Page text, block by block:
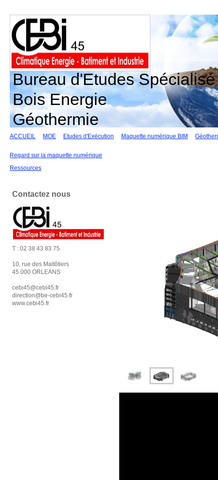
Bureau d'Etudes
Bois Energie
Géothermie
ACCUEIL MOE Etudes d'Exécution Maquette numérique BIM
Regard sur la maquette numérique
Ressources
Contactez nous
T : 02 38 43 83 75
10, rue des Maltôtiers
45 000 ORLEANS
cebi45@cebi45.fr
direction@be-cebi45.fr
www.cebi45.fr